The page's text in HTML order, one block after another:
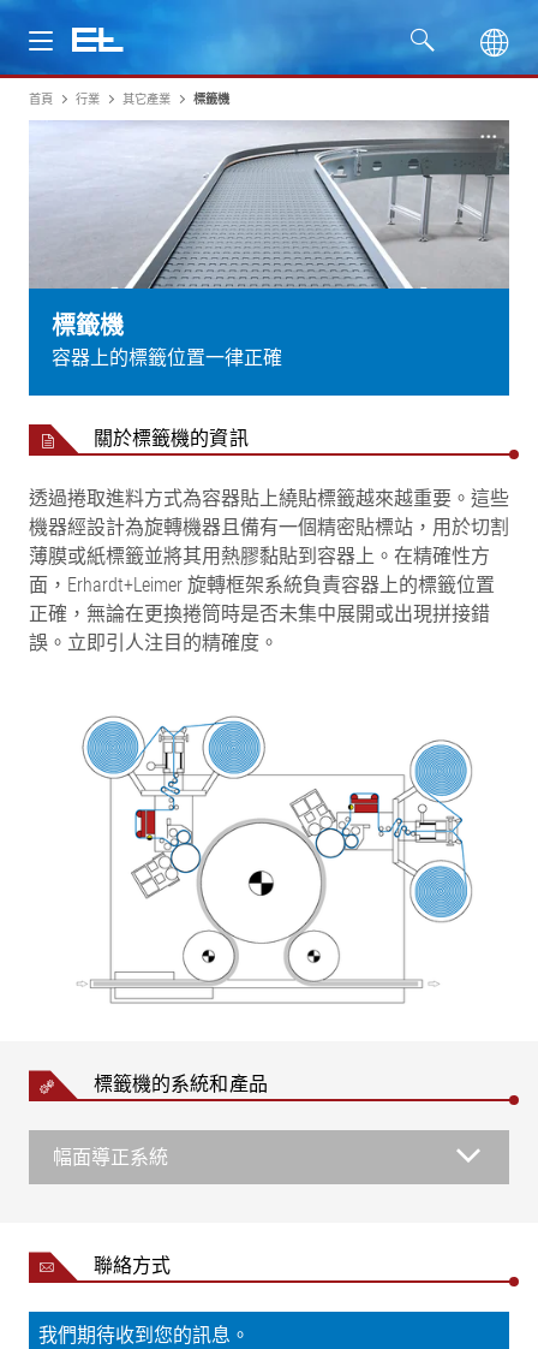
產品
公司
首頁 行業 其它產業 標籤機
標籤機
容器上的標籤位置一律正確
關於標籤機的資訊
透過捲取進料方式為容器貼上繞貼標籤越來越重要。這些
機器經設計為旋轉機器且備有一個精密貼標站，用於切割
薄膜或紙標籤並將其用熱膠黏貼到容器上。在精確性方
面，Erhardt+Leimer 旋轉框架系統負責容器上的標籤位置
正確，無論在更換捲筒時是否未集中展開或出現拼接錯
誤。立即引人注目的精確度。
標籤機的系統和產品
幅面導正系統
聯絡方式
我們期待收到您的訊息。